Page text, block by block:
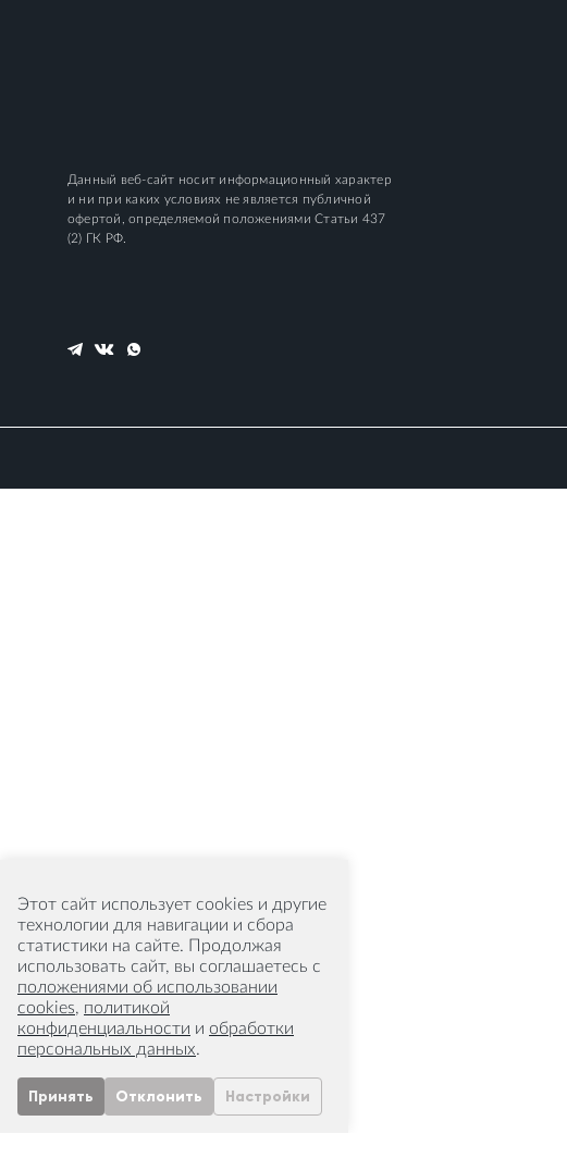
Данный веб-сайт носит информационный характер
и ни при каких условиях не является публичной
офертой, определяемой положениями Статьи 437
(2) ГК РФ.
Этот сайт использует cookies и другие
технологии для навигации и сбора
статистики на сайте. Продолжая
использовать сайт, вы соглашаетесь с
положениями об использовании
cookies, политикой
конфиденциальности и обработки
персональных данных.
Принять Отклонить Настройки